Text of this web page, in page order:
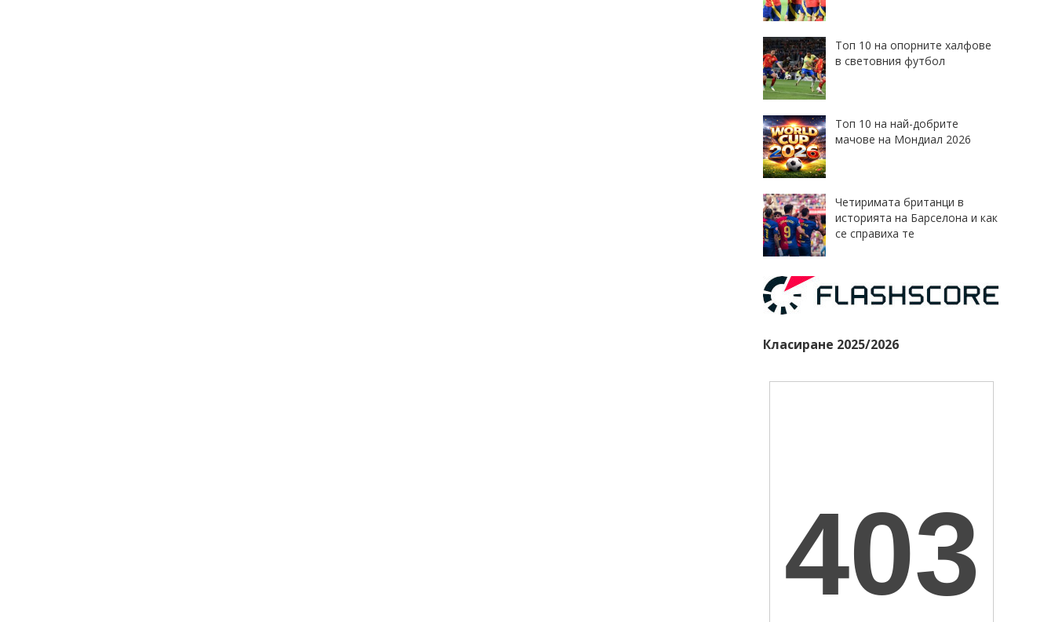
Топ 10 на опорните халфове
в световния футбол
Топ 10 на най-добрите
мачове на Мондиал 2026
Четиримата британци в
историята на Барселона и как
се справиха те
Класиране 2025/2026